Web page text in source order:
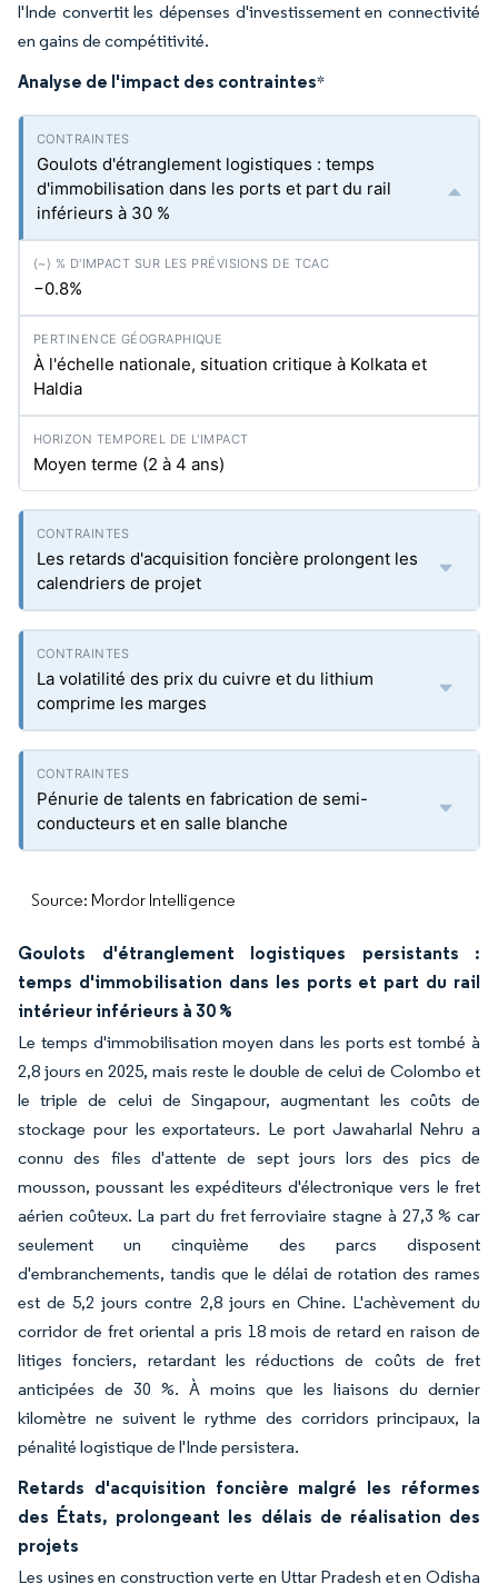
l'Inde convertit les dépenses d'investissement en connectivité
en gains de compétitivité.
Analyse de l'impact des contraintes*
Goulots d'étranglement logistiques : temps
d'immobilisation dans les ports et part du rail
inférieurs à 30 %
−0.8%
À l'échelle nationale, situation critique à Kolkata et
Haldia
Moyen terme (2 à 4 ans)
Les retards d'acquisition foncière prolongent les
calendriers de projet
La volatilité des prix du cuivre et du lithium
comprime les marges
Pénurie de talents en fabrication de semi-
conducteurs et en salle blanche
Source: Mordor Intelligence
Goulots d'étranglement logistiques persistants :
temps d'immobilisation dans les ports et part du rail
intérieur inférieurs à 30 %
Le temps d'immobilisation moyen dans les ports est tombé à
2,8 jours en 2025, mais reste le double de celui de Colombo et
le triple de celui de Singapour, augmentant les coûts de
stockage pour les exportateurs. Le port Jawaharlal Nehru a
connu des files d'attente de sept jours lors des pics de
mousson, poussant les expéditeurs d'électronique vers le fret
aérien coûteux. La part du fret ferroviaire stagne à 27,3 % car
seulement un cinquième des parcs disposent
d'embranchements, tandis que le délai de rotation des rames
est de 5,2 jours contre 2,8 jours en Chine. L'achèvement du
corridor de fret oriental a pris 18 mois de retard en raison de
litiges fonciers, retardant les réductions de coûts de fret
anticipées de 30 %. À moins que les liaisons du dernier
kilomètre ne suivent le rythme des corridors principaux, la
pénalité logistique de l'Inde persistera.
Retards d'acquisition foncière malgré les réformes
des États, prolongeant les délais de réalisation des
projets
Les usines en construction verte en Uttar Pradesh et en Odisha